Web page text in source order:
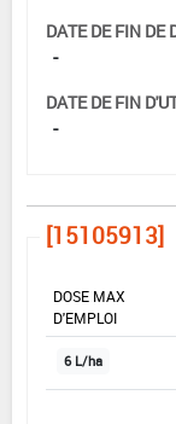
DATE DE FIN DE
-
DATE DE FIN
-
[15105913]
DOSE MAX
D'EMPLOI
6 L/ha